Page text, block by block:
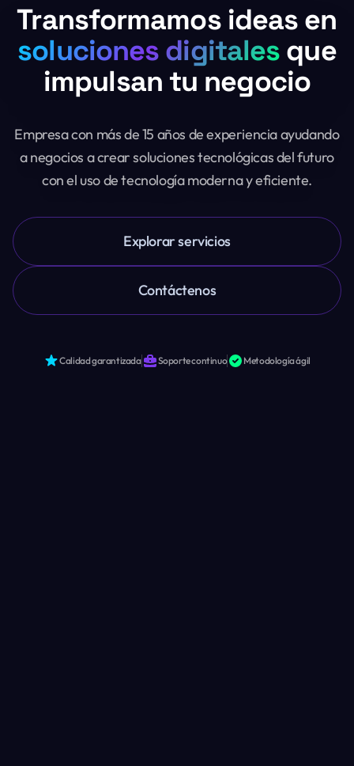
Transformamos ideas en
soluciones digitalesque
impulsan tu negocio
Empresa con más de 15 años de experiencia ayudando
a negocios a crear soluciones tecnológicas del futuro
con el uso de tecnología moderna y eficiente.
Explorar servicios
Contáctenos
Calidad garantizada Soporte continuo Metodología ágil